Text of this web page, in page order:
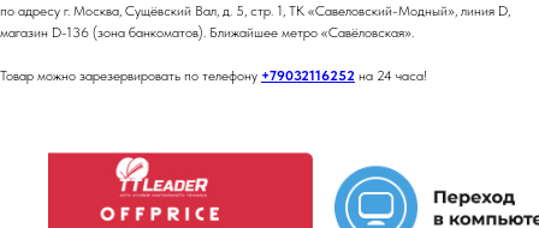
по адресу г. Москва, Сущёвский Вал, д. 5, стр. 1, ТК «Савеловский-Модный», линия D,
магазин D-136 (зона банкоматов). Ближайшее метро «Савёловская».
Товар можно зарезервировать по телефону +79032116252 на 24 часа!